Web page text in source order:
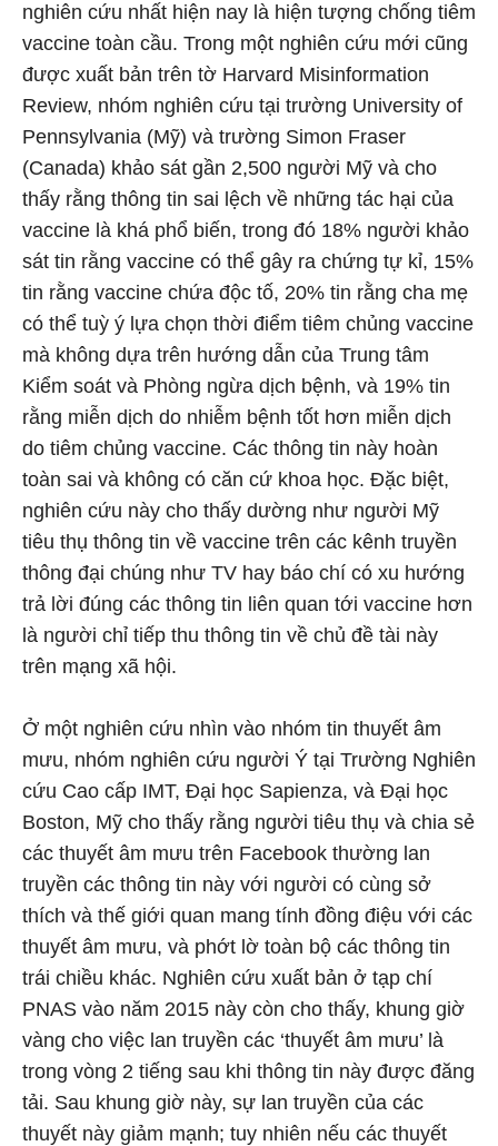
nghiên cứu nhất hiện nay là hiện tượng chống tiêm
vaccine toàn cầu. Trong một nghiên cứu mới cũng
được xuất bản trên tờ Harvard Misinformation
Review, nhóm nghiên cứu tại trường University of
Pennsylvania (Mỹ) và trường Simon Fraser
(Canada) khảo sát gần 2,500 người Mỹ và cho
thấy rằng thông tin sai lệch về những tác hại của
vaccine là khá phổ biến, trong đó 18% người khảo
sát tin rằng vaccine có thể gây ra chứng tự kỉ, 15%
tin rằng vaccine chứa độc tố, 20% tin rằng cha mẹ
có thể tuỳ ý lựa chọn thời điểm tiêm chủng vaccine
mà không dựa trên hướng dẫn của Trung tâm
Kiểm soát và Phòng ngừa dịch bệnh, và 19% tin
rằng miễn dịch do nhiễm bệnh tốt hơn miễn dịch
do tiêm chủng vaccine. Các thông tin này hoàn
toàn sai và không có căn cứ khoa học. Đặc biệt,
nghiên cứu này cho thấy dường như người Mỹ
tiêu thụ thông tin về vaccine trên các kênh truyền
thông đại chúng như TV hay báo chí có xu hướng
trả lời đúng các thông tin liên quan tới vaccine hơn
là người chỉ tiếp thu thông tin về chủ đề tài này
trên mạng xã hội.
Ở một nghiên cứu nhìn vào nhóm tin thuyết âm
mưu, nhóm nghiên cứu người Ý tại Trường Nghiên
cứu Cao cấp IMT, Đại học Sapienza, và Đại học
Boston, Mỹ cho thấy rằng người tiêu thụ và chia sẻ
các thuyết âm mưu trên Facebook thường lan
truyền các thông tin này với người có cùng sở
thích và thế giới quan mang tính đồng điệu với các
thuyết âm mưu, và phớt lờ toàn bộ các thông tin
trái chiều khác. Nghiên cứu xuất bản ở tạp chí
PNAS vào năm 2015 này còn cho thấy, khung giờ
vàng cho việc lan truyền các ‘thuyết âm mưu’ là
trong vòng 2 tiếng sau khi thông tin này được đăng
tải. Sau khung giờ này, sự lan truyền của các
thuyết này giảm mạnh; tuy nhiên nếu các thuyết